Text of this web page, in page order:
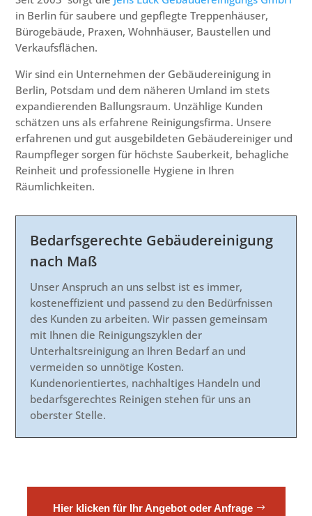
in Berlin für saubere und gepflegte Treppenhäuser,
Bürogebäude, Praxen, Wohnhäuser, Baustellen und
Verkaufsflächen.
Wir sind ein Unternehmen der Gebäudereinigung in
Berlin, Potsdam und dem näheren Umland im stets
expandierenden Ballungsraum. Unzählige Kunden
schätzen uns als erfahrene Reinigungsfirma. Unsere
erfahrenen und gut ausgebildeten Gebäudereiniger und
Raumpfleger sorgen für höchste Sauberkeit, behagliche
Reinheit und professionelle Hygiene in Ihren
Räumlichkeiten.
Bedarfsgerechte Gebäudereinigung
nach Maß
Unser Anspruch an uns selbst ist es immer,
kosteneffizient und passend zu den Bedürfnissen
des Kunden zu arbeiten. Wir passen gemeinsam
mit Ihnen die Reinigungszyklen der
Unterhaltsreinigung an Ihren Bedarf an und
vermeiden so unnötige Kosten.
Kundenorientiertes, nachhaltiges Handeln und
bedarfsgerechtes Reinigen stehen für uns an
oberster Stelle.
Hier klicken für Ihr Angebot oder Anfrage